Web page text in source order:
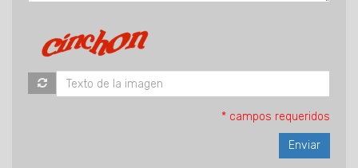
* campos requeridos